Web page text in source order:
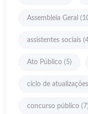
Assembleia Geral
assistentes sociais
Ato Público (5)
ciclo de atualizações
concurso público (7)